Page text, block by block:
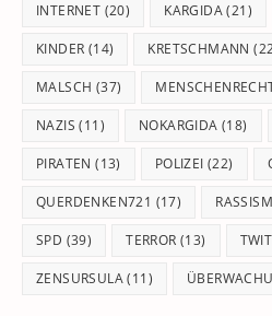
INTERNET (20) KARGIDA(21)
KINDER (14) KRETSCHMANN
MALSCH (37)
NAZIS (11) NOKARGIDA (18)
PIRATEN (13) POLIZEI (22)
QUERDENKEN721 (17)
SPD (39) TERROR (13)
ZENSURSULA(11)